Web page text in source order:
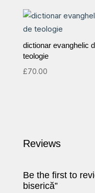
dictionar evanghelic
teologie
£70.00
Reviews
Be the first to
biserică”